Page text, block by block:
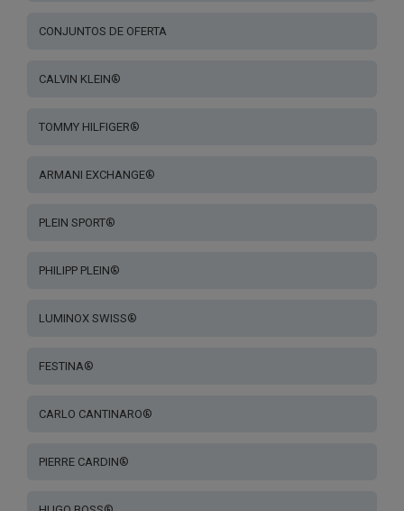
CONJUNTOS DE OFERTA
CALVIN KLEIN®
TOMMY HILFIGER®
ARMANI EXCHANGE®
PLEIN SPORT®
PHILIPP PLEIN®
LUMINOX SWISS®
FESTINA®
CARLO CANTINARO®
PIERRE CARDIN®